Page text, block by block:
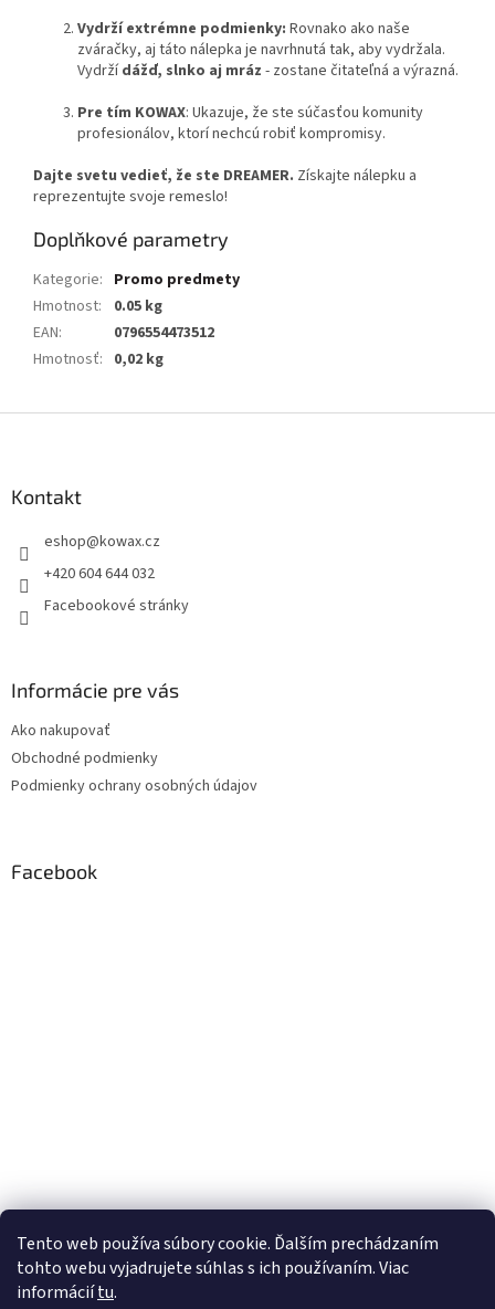
Tento web používa súbory cookie. Ďalším prechádzaním
tohto webu vyjadrujete súhlas s ich používaním. Viac
informáciítu.
Vydrží extrémne podmienky: Rovnako ako naše
zváračky, aj táto nálepka je navrhnutá tak, aby vydržala.
Vydržídážď, slnko aj mráz - zostane čitateľná a výrazná.
Pre tím KOWAX: Ukazuje, že ste súčasťou komunity
profesionálov, ktorí nechcú robiť kompromisy.
Dajte svetu vedieť, že ste DREAMER. Získajte nálepku a
reprezentujte svoje remeslo!
Doplňkové parametry
Kategorie: Promo predmety
Hmotnost:
0.05 kg
EAN:
0796554473512
Hmotnosť: 0,02 kg
Kontakt
eshop@kowax.cz
+420 604 644 032
Facebookové stránky
Informácie pre vás
Ako nakupovať
Obchodné podmienky
Podmienky ochrany osobných údajov
Facebook